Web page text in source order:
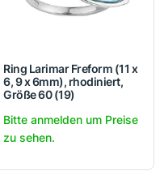
Ring Larimar Freform (11 x
6, 9 x 6mm), rhodiniert,
Größe 60 (19)
Bitte anmelden um Preise
zu sehen.